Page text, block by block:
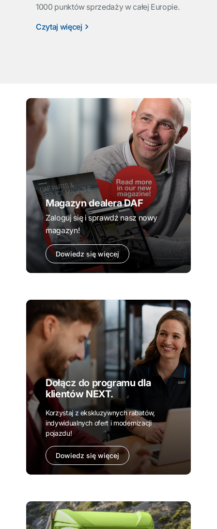
1000 punktów sprzedaży w całej Europie.
Czytaj więcej
Magazyn dealera DAF
Zaloguj się i sprawdź nasz nowy
magazyn!
Dowiedz się więcej
Dołącz do programu dla
klientów NEXT.
Korzystaj z ekskluzywnych rabatów,
indywidualnych ofert i modernizacji
pojazdu!
Dowiedz się więcej